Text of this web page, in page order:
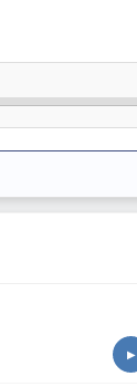
▶